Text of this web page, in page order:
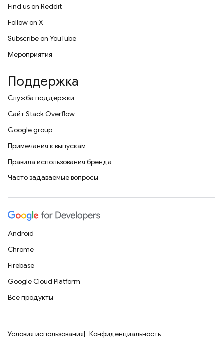
Find us on Reddit
Follow on X
Subscribe on YouTube
Мероприятия
Поддержка
Служба поддержки
Сайт Stack Overflow
Google group
Примечания к выпускам
Правила использования бренда
Часто задаваемые вопросы
Android
Chrome
Firebase
Google Cloud Platform
Все продукты
Условия использования Конфиденциальность